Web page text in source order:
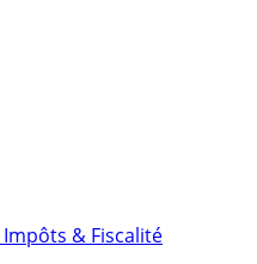
Impôts & Fiscalité